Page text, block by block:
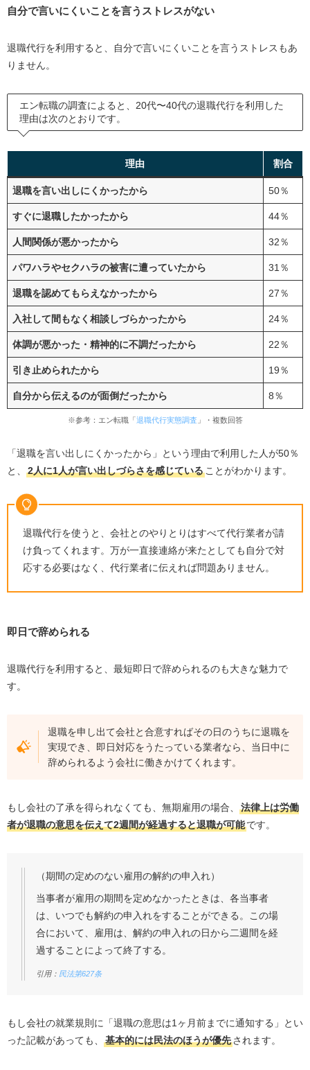
自分で言いにくいことを言うストレスがない
退職代行を利用すると、自分で言いにくいことを言うストレスもあ
りません。
エン転職の調査によると、20代〜40代の退職代行を利用した
理由は次のとおりです。
理由 割合
退職を言い出しにくかったから 50％
すぐに退職したかったから 44％
人間関係が悪かったから 32％
パワハラやセクハラの被害に遭っていたから 31％
退職を認めてもらえなかったから 27％
入社して間もなく相談しづらかったから 24％
体調が悪かった・精神的に不調だったから 22％
引き止められたから 19％
自分から伝えるのが面倒だったから 8％
※参考：エン転職「退職代行実態調査」・複数回答
「退職を言い出しにくかったから」という理由で利用した人が50％
と、
2人に1人が言い出しづらさを感じていることがわかります。
退職代行を使うと、会社とのやりとりはすべて代行業者が請
け負ってくれます。万が一直接連絡が来たとしても自分で対
応する必要はなく、代行業者に伝えれば問題ありません。
即日で辞められる
退職代行を利用すると、最短即日で辞められるのも大きな魅力で
す。
退職を申し出て会社と合意すればその日のうちに退職を
実現でき、即日対応をうたっている業者なら、当日中に
辞められるよう会社に働きかけてくれます。
もし会社の了承を得られなくても、無期雇用の場合、
法律上は労働
者が退職の意思を伝えて2週間が経過すると退職が可能です。
（期間の定めのない雇用の解約の申入れ）
当事者が雇用の期間を定めなかったときは、各当事者
は、いつでも解約の申入れをすることができる。この場
合において、雇用は、解約の申入れの日から二週間を経
過することによって終了する。
引用： 民法第627条
もし会社の就業規則に「退職の意思は1ヶ月前までに通知する」とい
った記載があっても、
基本的には民法のほうが優先されます。